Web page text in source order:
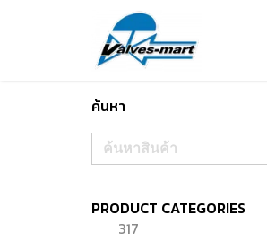
ค้นหา
Search
for:
PRODUCT CATEGORIES
317